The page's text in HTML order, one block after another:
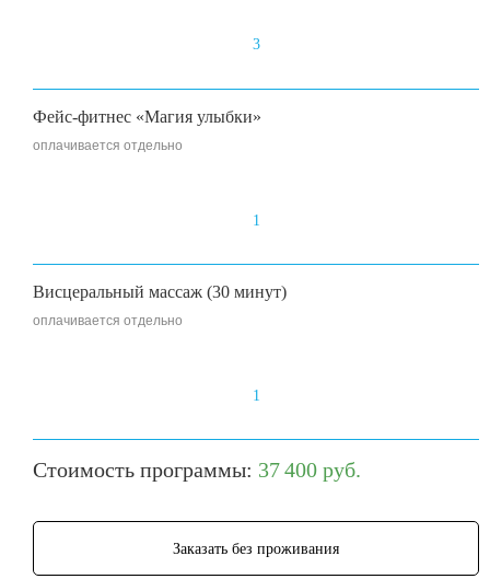
3
Фейс-фитнес «Магия улыбки»
оплачивается отдельно
1
Висцеральный массаж (30 минут)
оплачивается отдельно
1
Стоимость программы: 37 400 руб.
Заказать без проживания